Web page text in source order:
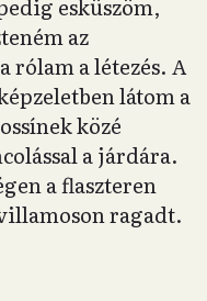
esküszöm,
az
rólam a létezés. A
látom a
közé
a járdára.
a flaszteren
ragadt.